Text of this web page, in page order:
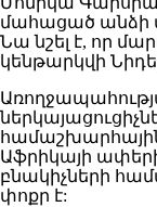
մահացած անձի
Նա նշել է, որ
կենթարկվի
Աֆրիկայի
բնակիչների
փոքր է: